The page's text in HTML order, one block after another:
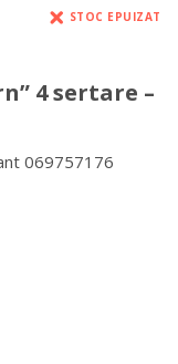
STOC EPUIZAT
4 sertare –
069757176